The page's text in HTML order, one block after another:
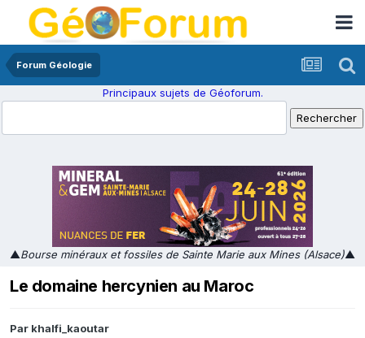
Forum Géologie
Principaux sujets de Géoforum.
▲Bourse minéraux et fossiles de Sainte Marie aux Mines (Alsace)▲
Le domaine hercynien au Maroc
Par khalfi_kaoutar